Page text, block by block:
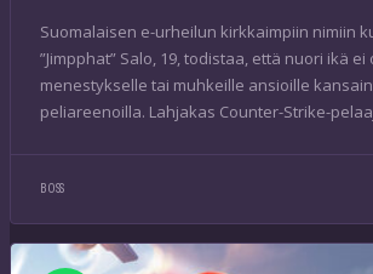
Suomalaisen e-urheilun kirkkaimpiin nimiin
”Jimpphat” Salo, 19, todistaa, että nuori ikä ei
menestykselle tai muhkeille ansioille
peliareenoilla. Lahjakas Counter-Strike-
BOSS